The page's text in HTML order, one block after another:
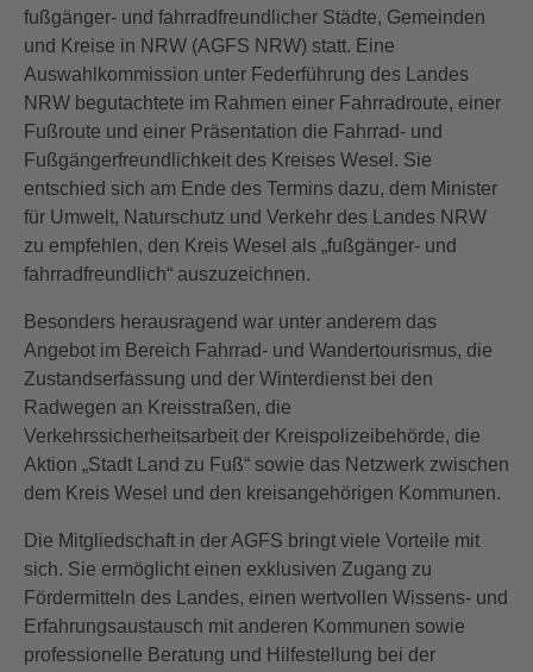
fußgänger- und fahrradfreundlicher Städte, Gemeinden
und Kreise in NRW (AGFS NRW) statt. Eine
Auswahlkommission unter Federführung des Landes
NRW begutachtete im Rahmen einer Fahrradroute, einer
Fußroute und einer Präsentation die Fahrrad- und
Fußgängerfreundlichkeit des Kreises Wesel. Sie
entschied sich am Ende des Termins dazu, dem Minister
für Umwelt, Naturschutz und Verkehr des Landes NRW
zu empfehlen, den Kreis Wesel als „fußgänger- und
fahrradfreundlich“ auszuzeichnen.
Besonders herausragend war unter anderem das
Angebot im Bereich Fahrrad- und Wandertourismus, die
Zustandserfassung und der Winterdienst bei den
Radwegen an Kreisstraßen, die
Verkehrssicherheitsarbeit der Kreispolizeibehörde, die
Aktion „Stadt Land zu Fuß“ sowie das Netzwerk zwischen
dem Kreis Wesel und den kreisangehörigen Kommunen.
Die Mitgliedschaft in der AGFS bringt viele Vorteile mit
sich. Sie ermöglicht einen exklusiven Zugang zu
Fördermitteln des Landes, einen wertvollen Wissens- und
Erfahrungsaustausch mit anderen Kommunen sowie
professionelle Beratung und Hilfestellung bei der